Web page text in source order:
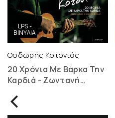
LPS -
ΒΙΝΎΛΙΑ
Θοδωρής Κοτονιάς
20 Χρόνια Με Βάρκα Την
Καρδιά - Ζωντανή